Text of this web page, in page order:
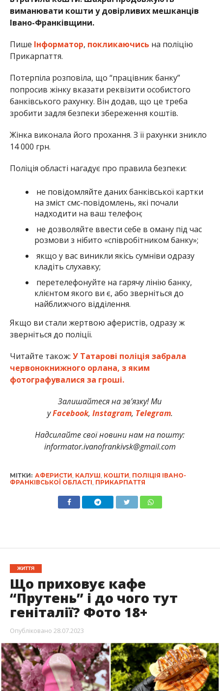
виманювати кошти у довірливих мешканців
Івано-Франківщини.
Пише Інформатор, покликаючись на поліцію
Прикарпаття.
Потерпіла розповіла, що “працівник банку”
попросив жінку вказати реквізити особистого
банківського рахунку. Він додав, що це треба
зробити задля безпеки збереження коштів.
Жінка виконала його прохання. З її рахунки зникло
14 000 грн.
Поліція області нагадує про правила безпеки:
не повідомляйте даних банківської картки
на зміст смс-повідомлень, які почали
надходити на ваш телефон;
не дозволяйте ввести себе в оману під час
розмови з нібито «співробітником банку»;
якщо у вас виникли якісь сумніви одразу
кладіть слухавку;
перетелефонуйте на гарячу лінію банку,
клієнтом якого ви є, або зверніться до
найближчого відділення.
Якщо ви стали жертвою аферистів, одразу ж
зверніться до поліції.
Читайте також: У Татарові поліція забрала
червонокнижного орлана, з яким
фотографувалися за гроші.
Залишайтеся на зв’язку! Ми
уFacebook, Instagram, Telegram.
Надсилайте свої новини нам на пошту:
informator.ivanofrankivsk@gmail.com
МІТКИ: АФЕРИСТИ КАЛУШ КОШТИ ПОЛІЦІЯ ІВАНО-
ФРАНКІВСЬКОЇ ОБЛАСТІ ПРИКАРПАТТЯ
ЖИТТЯ
Що приховує кафе
“Прутень” і до чого тут
геніталії? Фото 18+
Опубліковано 28.07.2023